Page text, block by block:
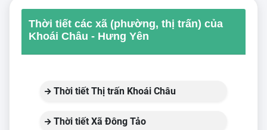
Thời tiết các xã (phường, thị trấn) của
Khoái Châu - Hưng Yên
Thời tiết Thị trấn Khoái Châu
Thời tiết Xã Đông Tảo